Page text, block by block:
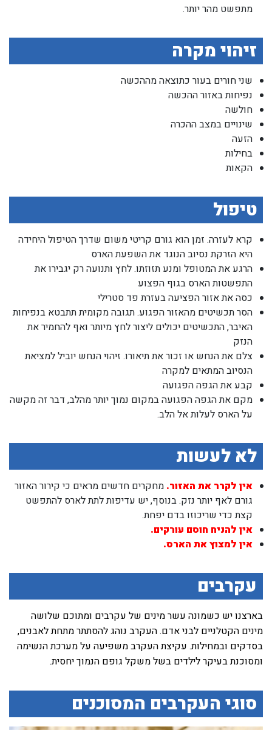
מתפשט מהר יותר.
זיהוי מקרה
שני חורים בעור כתוצאה מההכשה
נפיחות באזור ההכשה
חולשה
שינויים במצב ההכרה
הזעה
בחילות
הקאות
טיפול
קרא לעזרה. זמן הוא גורם קריטי משום שדרך הטיפול היחידה
היא הזרקת נסיוב הנוגד את השפעת הארס
הרגע את המטופל ומנע תזוזתו. לחץ ותנועה רק יגבירו את
התפשטות הארס בגוף הפצוע
כסה את אזור הפציעה בעזרת פד סטרילי
הסר תכשיטים מהאזור הפגוע. תגובה מקומית תתבטא בנפיחות
האיבר, התכשיטים יכולים ליצור לחץ מיותר ואף להחמיר את
הנזק
צלם את הנחש או זכור את תיאורו. זיהוי הנחש יוביל למציאת
הנסיוב המתאים למקרה
קבע את הגפה הפגועה
מקם את הגפה הפגועה במקום נמוך יותר מהלב, דבר זה מקשה
על הארס לעלות אל הלב.
לא לעשות
אין לקרר את האזור. מחקרים חדשים מראים כי קירור האזור
גורם לאף יותר נזק. בנוסף, יש עדיפות לתת לארס להתפשט
קצת כדי שריכוזו בדם יפחת.
אין להניח חוסם עורקים.
אין למצוץ את הארס.
עקרבים
בארצנו יש כשמונה עשר מינים של עקרבים ומתוכם שלושה
מינים הקטלניים לבני אדם. העקרב נוהג להסתתר מתחת לאבנים,
בסדקים ובמחילות. עקיצת העקרב משפיעה על מערכת הנשימה
ומסוכנת בעיקר לילדים בשל משקל גופם הנמוך יחסית.
סוגי העקרבים המסוכנים